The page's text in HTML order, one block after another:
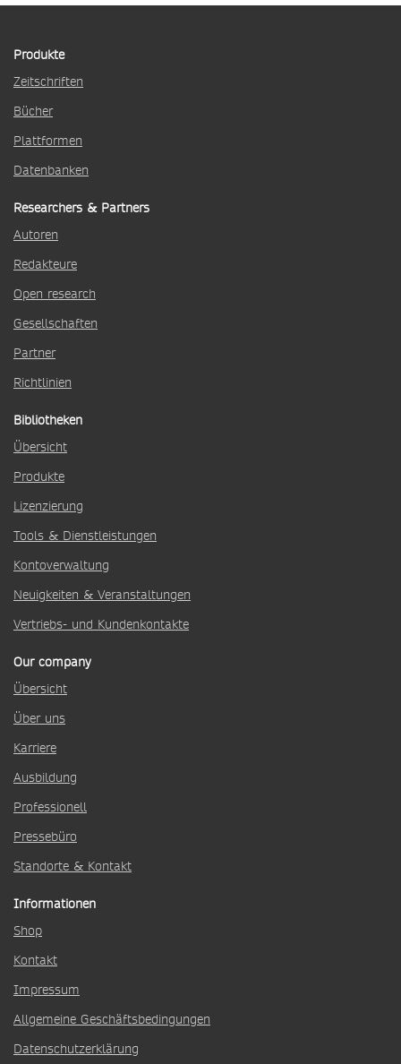
Produkte
Zeitschriften
Bücher
Plattformen
Datenbanken
Researchers & Partners
Autoren
Redakteure
Open research
Gesellschaften
Partner
Richtlinien
Bibliotheken
Übersicht
Produkte
Lizenzierung
Tools & Dienstleistungen
Kontoverwaltung
Neuigkeiten & Veranstaltungen
Vertriebs- und Kundenkontakte
Our company
Übersicht
Über uns
Karriere
Ausbildung
Professionell
Pressebüro
Standorte & Kontakt
Informationen
Shop
Kontakt
Impressum
Allgemeine Geschäftsbedingungen
Datenschutzerklärung